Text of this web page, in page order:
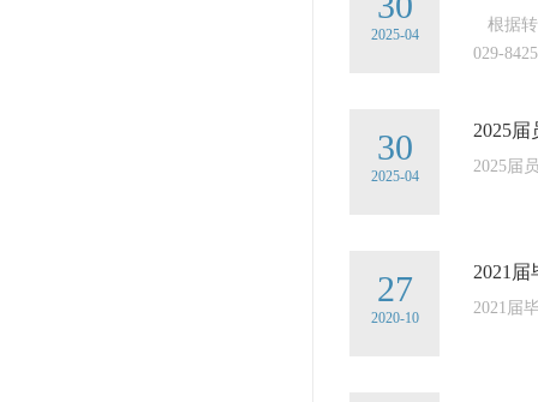
2025-04
根据转
029-
30
2025-04
2025
2025届
27
2020-10
2021
2021届